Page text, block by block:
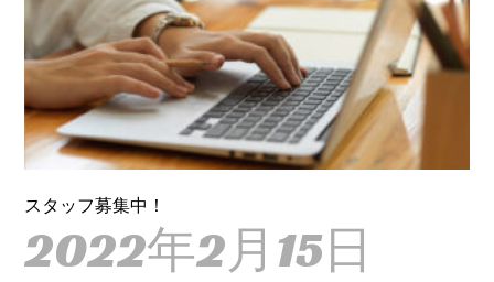
スタッフ募集中！
2022年2月15日